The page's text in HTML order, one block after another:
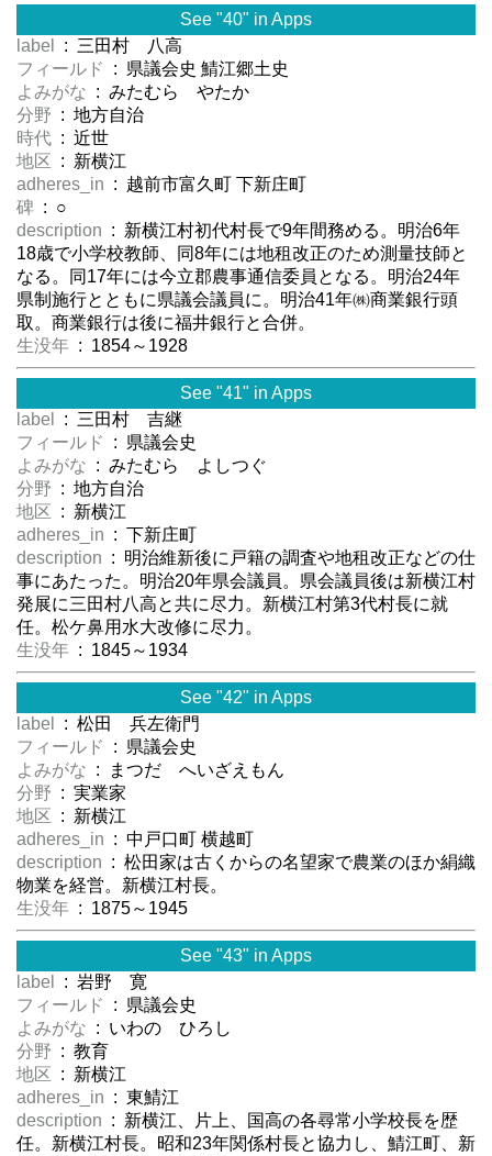
See "40" in Apps
label
: 三田村 八高
フィールド
: 県議会史 鯖江郷土史
よみがな : みたむら やたか
分野 : 地方自治
時代 : 近世
地区 : 新横江
adheres_in : 越前市富久町 下新庄町
碑 : ○
description : 新横江村初代村長で9年間務める。明治6年
18歳で小学校教師、同8年には地租改正のため測量技師と
なる。同17年には今立郡農事通信委員となる。明治24年
県制施行とともに県議会議員に。明治41年㈱商業銀行頭
取。商業銀行は後に福井銀行と合併。
生没年 : 1854～1928
See "41" in Apps
label
: 三田村 吉継
フィールド
: 県議会史
よみがな : みたむら よしつぐ
分野 : 地方自治
地区 : 新横江
adheres_in : 下新庄町
description : 明治維新後に戸籍の調査や地租改正などの仕
事にあたった。明治20年県会議員。県会議員後は新横江村
発展に三田村八高と共に尽力。新横江村第3代村長に就
任。松ケ鼻用水大改修に尽力。
生没年 : 1845～1934
See "42" in Apps
label
: 松田 兵左衛門
フィールド
: 県議会史
よみがな : まつだ へいざえもん
分野 : 実業家
地区 : 新横江
adheres_in : 中戸口町 横越町
description : 松田家は古くからの名望家で農業のほか絹織
物業を経営。新横江村長。
生没年 : 1875～1945
See "43" in Apps
label
: 岩野 寛
フィールド
: 県議会史
よみがな : いわの ひろし
分野 : 教育
地区 : 新横江
adheres_in : 東鯖江
description : 新横江、片上、国高の各尋常小学校長を歴
任。新横江村長。昭和23年関係村長と協力し、鯖江町、新